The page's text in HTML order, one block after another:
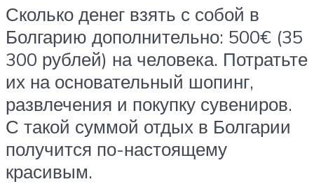
Сколько денег взять с собой в
Болгарию дополнительно: 500€ (35
300 рублей) на человека. Потратьте
их на основательный шопинг,
развлечения и покупку сувениров.
С такой суммой отдых в Болгарии
получится по-настоящему
красивым.